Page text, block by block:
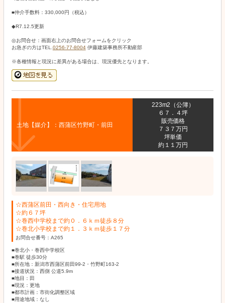
■仲介手数料：330,000円（税込）
◆R7.12.5更新
◎お問合せ：画面右上のお問合せフォームをクリック
お急ぎの方はTEL. 0256-77-8004伊藤建築事務所不動産部
※各種情報と現況に差異がある場合は、現況優先となります。
土地【媒介】：西蒲区竹野町・前田
223m2（公簿）
６７．４坪
販売価格
７３７万円
坪単価
約１１万円
☆西蒲区前田・西向き・住宅用地
☆約６７坪
☆巻西中学校まで約０．６ｋｍ徒歩８分
☆巻北小学校まで約１．３ｋｍ徒歩１７分
お問合せ番号：A265
■巻北小・巻西中学校区
■巻駅 徒歩30分
■所在地：新潟市西蒲区前田99-2・竹野町163-2
■接道状況：西側 公道5.9m
■地目：田
■現況：更地
■都市計画：市街化調整区域
■用途地域：なし